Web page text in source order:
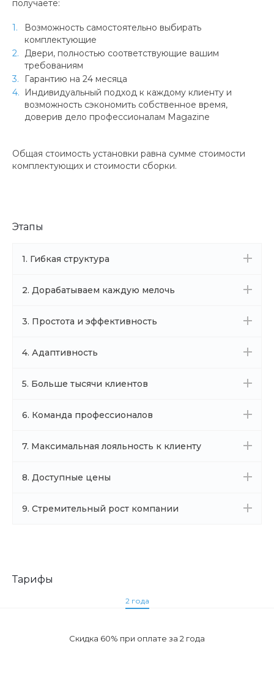
получаете:
Возможность самостоятельно выбирать
комплектующие
Двери, полностью соответствующие вашим
требованиям
Гарантию на 24 месяца
Индивидуальный подход к каждому клиенту и
возможность сэкономить собственное время,
доверив дело профессионалам Magazine
Общая стоимость установки равна сумме стоимости
комплектующих и стоимости сборки.
Этапы
1. Гибкая структура
2. Дорабатываем каждую мелочь
3. Простота и эффективность
4. Адаптивность
5. Больше тысячи клиентов
6. Команда профессионалов
7. Максимальная лояльность к клиенту
8. Доступные цены
9. Стремительный рост компании
Тарифы
2 года
Скидка 60% при оплате за 2 года